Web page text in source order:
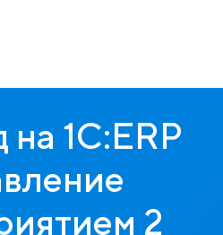
на 1С:ERP
2